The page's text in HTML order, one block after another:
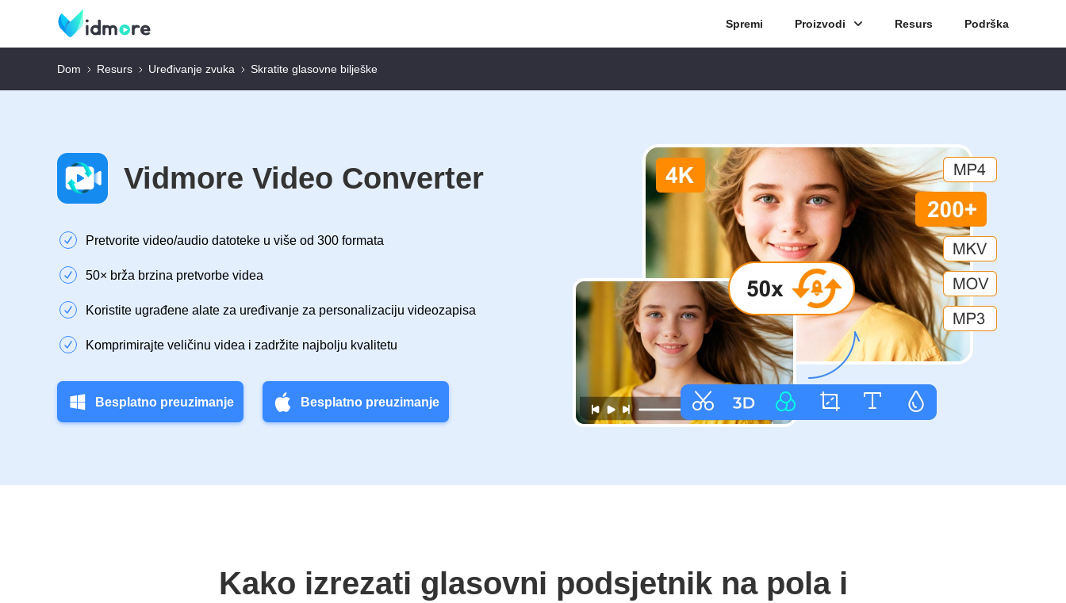
Spremi Proizvodi Resurs Podrška
Dom Resurs Uređivanje zvuka Skratite glasovne bilješke
Vidmore Video Converter
Pretvorite video/audio datoteke u više od 300 formata
50× brža brzina pretvorbe videa
Koristite ugrađene alate za uređivanje za personalizaciju videozapisa
Komprimirajte veličinu videa i zadržite najbolju kvalitetu
Besplatno preuzimanje Besplatno preuzimanje
Kako izrezati glasovni podsjetnik na pola i